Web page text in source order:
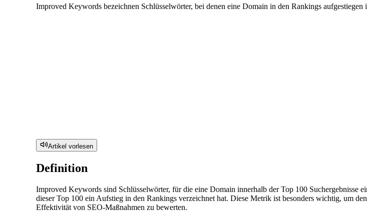
Improved Keywords bezeichnen Schlüsselwörter, bei denen eine Domain in den Rankings
Artikel vorlesen
Definition
Improved Keywords sind Schlüsselwörter, für die eine Domain innerhalb der Top 100 Suchergebnisse
dieser Top 100 ein Aufstieg in den Rankings verzeichnet hat. Diese Metrik ist besonders wichtig, um
Effektivität von SEO-Maßnahmen zu bewerten.